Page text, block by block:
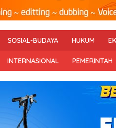
SOSIAL-BUDAYA HUKUM
INTERNASIONAL PEMERINTAH